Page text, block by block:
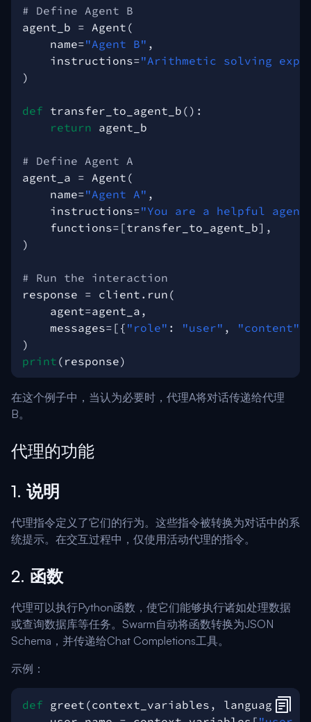
# Define Agent B
agent_b = Agent (
name="Agent B" ,
instructions="Arithmetic solving
)
def transfer_to_agent_b ():
return agent_b
# Define Agent A
agent_a = Agent (
name="Agent A" ,
instructions="You are a helpful
functions= [transfer_to_agent_b],
)
# Run the interaction
response = client . run (
agent=agent_a ,
messages= [{ "role" : "user" , "content"
)
print ( response)
在这个例子中，当认为必要时，代理A将对话传递给代理
B。
代理的功能
1. 说明
代理指令定义了它们的行为。这些指令被转换为对话中的系
统提示。在交互过程中，仅使用活动代理的指令。
2. 函数
代理可以执行Python函数，使它们能够执行诸如处理数据
或查询数据库等任务。Swarm自动将函数转换为JSON
Schema，并传递给Chat Completions工具。
示例：
def greet (context_variables , language):